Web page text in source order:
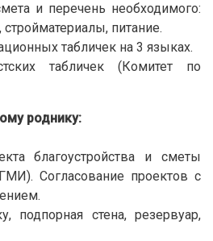
и перечень необходимого:
стройматериалы, питание.
табличек на 3 языках.
табличек (Комитет по
роднику:
благоустройства и сметы
Согласование проектов с
подпорная стена, резервуар,